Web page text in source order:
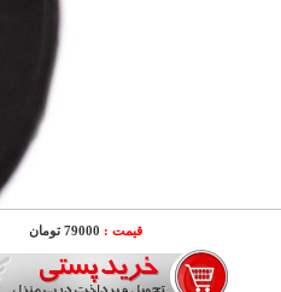
قیمت : 79000 تومان